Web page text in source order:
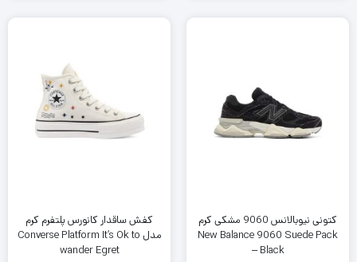
کتونی نیوبالانس 9060 مشکی کرم
New Balance 9060 Suede Pack
– Black
کفش ساقدار کانورس پلتفرم کرم
مدل Converse Platform It’s Ok to
wander Egret